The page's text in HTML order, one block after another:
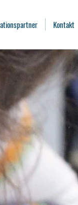
Kontakt